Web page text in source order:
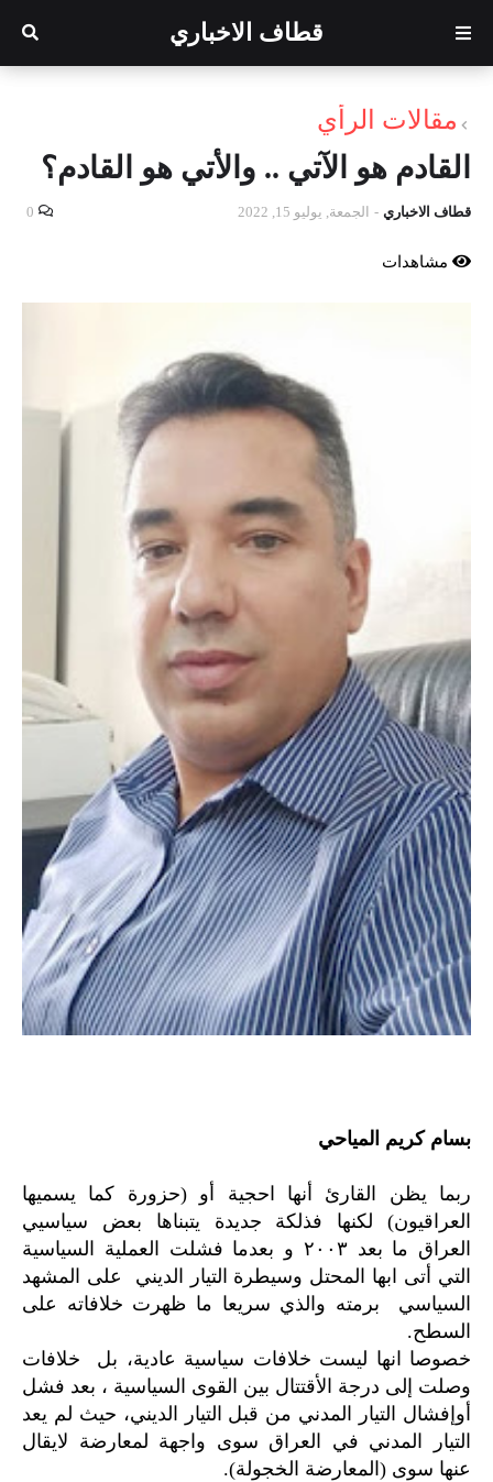
قطاف الاخباري
مقالات الرأي
القادم هو الآتي .. والأتي هو القادم؟
قطاف الاخباري - الجمعة, يوليو 15, 2022 0
مشاهدات
بسام كريم المياحي
ربما يظن القارئ أنها احجية أو (حزورة كما يسميها
العراقيون) لكنها فذلكة جديدة يتبناها بعض سياسيي
العراق ما بعد ٢٠٠٣ و بعدما فشلت العملية السياسية
التي أتى ابها المحتل وسيطرة التيار الديني على المشهد
السياسي برمته والذي سريعا ما ظهرت خلافاته على
السطح.
خصوصا انها ليست خلافات سياسية عادية، بل خلافات
وصلت إلى درجة الأقتتال بين القوى السياسية ، بعد فشل
أوإفشال التيار المدني من قبل التيار الديني، حيث لم يعد
التيار المدني في العراق سوى واجهة لمعارضة لايقال
عنها سوى (المعارضة الخجولة).